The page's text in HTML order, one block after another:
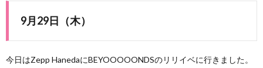
9月29日（木）
今日はZepp HanedaにBEYOOOOONDSのリリイベに行きました。